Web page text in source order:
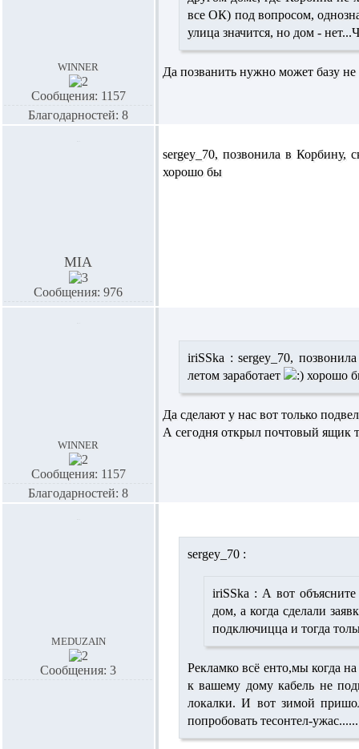
winner
Сообщения: 1157
Благодарностей: 8
все ОК) под вопросом,
улица значится, но дом -
Да позванить нужно может базу
MIA
Сообщения: 976
sergey_70, позвонила в Корбину,
хорошо бы
winner
Сообщения: 1157
Благодарностей: 8
iriSSka : sergey_70,
летом заработает
хорошо
Да сделают у нас вот только
А сегодня открыл почтовый ящик
meduzain
Сообщения: 3
sergey_70 :
iriSSka : А вот
дом, а когда сделали
подключицца и тогда
Рекламко всё енто,мы когда
к вашему дому кабель не
локалки. И вот зимой
попробовать тесонтел-